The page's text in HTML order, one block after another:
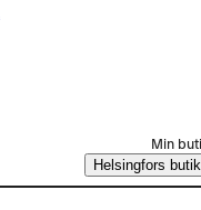
Min
Helsingfors butik